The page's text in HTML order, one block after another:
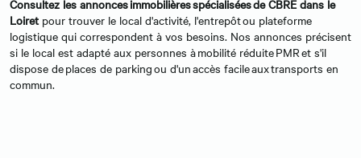
Consultez les annonces immobilières spécialisées de CBRE dans le
Loiretpour trouver le local d'activité, l'entrepôt ou plateforme
logistique qui correspondent à vos besoins. Nos annonces précisent
si le local est adapté aux personnes à mobilité réduite PMR et s'il
dispose de places de parking ou d'un accès facile aux transports en
commun.